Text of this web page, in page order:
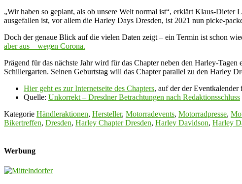
„Wir haben so geplant, als ob unsere Welt normal ist“, erklärt Klaus-
ausgefallen ist, vor allem die Harley Days Dresden, ist 2021 nun picke-
Doch der genaue Blick auf die vielen Daten zeigt – ein Termin ist schon
aber aus – wegen Corona.
Prägend für das nächste Jahr wird für das Chapter neben den Harley-
Schillergarten. Seinen Geburtstag will das Chapter parallel zu den Harley
Hier geht es zur Internetseite des Chapters, auf der der
Quelle: Unkorrekt – Dresdner Betrachtungen nach Redaktionsschluss
Kategorie Händleraktionen, Hersteller, Motorradevents, Motorradpresse,
Bikertreffen, Dresden, Harley Chapter Dresden, Harley Davidson, Harley
Werbung